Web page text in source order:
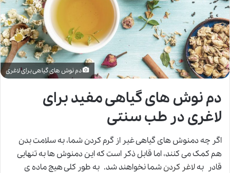
دم نوش های گیاهی برای لاغری
دم نوش های گیاهی مفید برای
لاغری در طب سنتی
اگر چه دمنوش های گیاهی غیر از گرم کردن شما، به سلامت بدن
هم کمک می کنند، اما قابل ذکر است که این دمنوش ها به تنهایی
قادر بهلاغر کردنشما نخواهند شد. به طور کلی هیچ ماده ی